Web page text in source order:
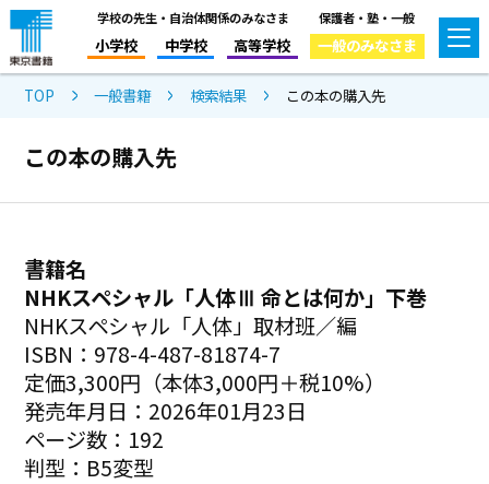
学校の先生・自治体関係のみなさま
小学校 中学校 高等学校
保護者・塾・一般
一般のみなさま
TOP 一般書籍 検索結果 この本の購入先
この本の購入先
書籍名
NHKスペシャル「人体Ⅲ 命とは何か」下巻
NHKスペシャル「人体」取材班／編
ISBN：978-4-487-81874-7
定価3,300円（本体3,000円＋税10%）
発売年月日：2026年01月23日
ページ数：192
判型：B5変型